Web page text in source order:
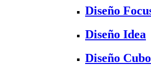
Diseño
Diseño Idea
Diseño Cubo